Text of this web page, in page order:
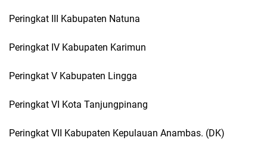
Peringkat III Kabupaten Natuna
Peringkat IV Kabupaten Karimun
Peringkat V Kabupaten Lingga
Peringkat VI Kota Tanjungpinang
Peringkat VII Kabupaten Kepulauan Anambas. (DK)